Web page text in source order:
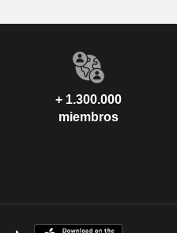
+ 1.300.000
miembros